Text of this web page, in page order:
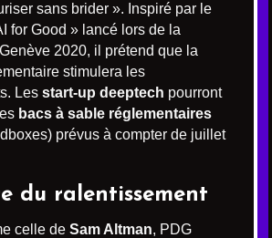
sans brider ». Inspiré par le
for Good » lancé lors de la
2020, il prétend que la
stimulera les
Les start-up deeptech pourront
bacs à sable réglementaires
prévus à compter de juillet
du ralentissement
celle de Sam Altman, PDG